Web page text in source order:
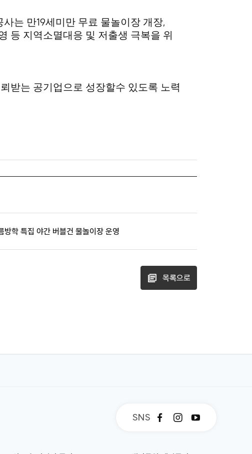
사는 만19세미만 무료 물놀이장 개장,
등 지역소멸대응 및 저출생 극복을 위
받는 공기업으로 성장할수 있도록 노력
학 특집 야간 버블건 물놀이장 운영
목록으로
SNS
페
인
유